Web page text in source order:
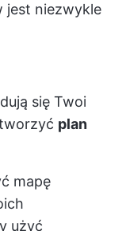
jest niezwykle
się Twoi
plan
mapę
użyć